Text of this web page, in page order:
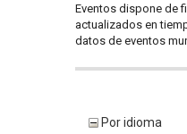
Eventos dispone de
actualizados en
datos de eventos
Por idioma